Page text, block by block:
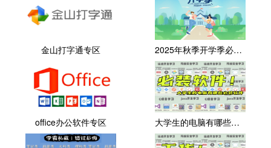
金山打字通专区 2025年秋季开学季必备软件大全
office办公软件专区 大学生的电脑有哪些必装软件？